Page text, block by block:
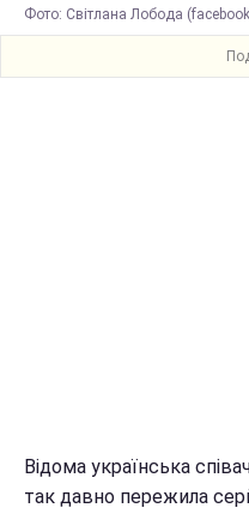
Фото: Світлана Лобода
Відома українська
так давно пережила